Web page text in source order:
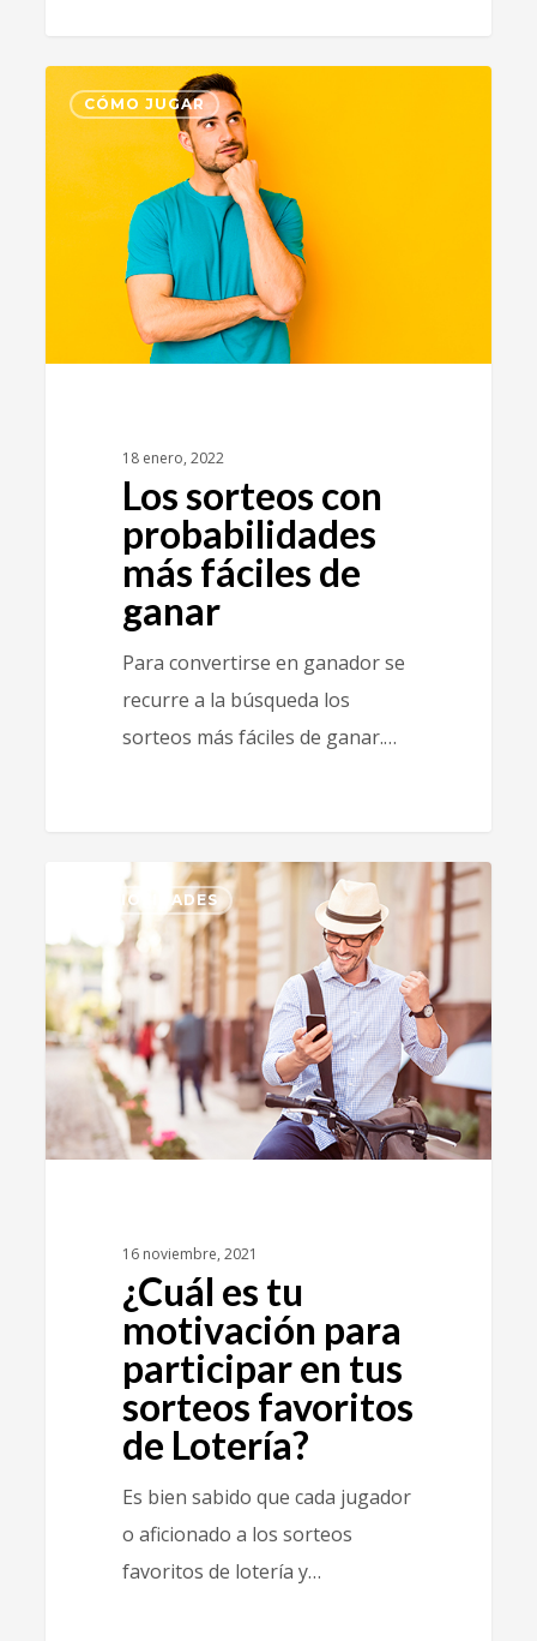
CÓMO JUGAR
18 enero, 2022
Los sorteos con
probabilidades
más fáciles de
ganar
Para convertirse en ganador se
recurre a la búsqueda los
sorteos más fáciles de ganar.…
0
CURIOSIDADES
16 noviembre, 2021
¿Cuál es tu
motivación para
participar en tus
sorteos favoritos
de Lotería?
Es bien sabido que cada jugador
o aficionado a los sorteos
favoritos de lotería y…
1